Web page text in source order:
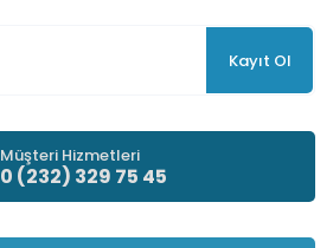
Kayıt Ol
Müşteri Hizmetleri
0 (232) 329 75 45